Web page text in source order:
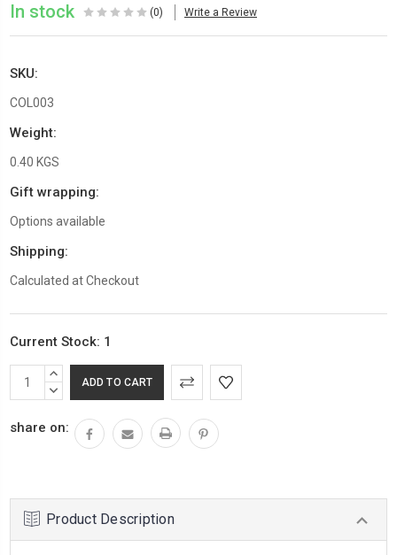
In stock
(0) Write a Review
SKU:
COL003
Weight:
0.40 KGS
Gift wrapping:
Options available
Shipping:
Calculated at Checkout
Current Stock: 1
INCREASE
QUANTITY:
DECREASE
share on:
Product Description